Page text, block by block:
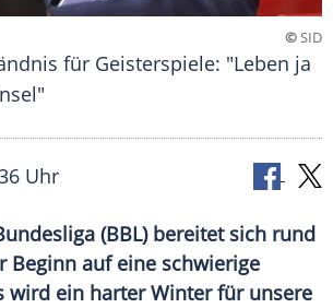
©SID
für Geisterspiele: "Leben ja
Uhr
(BBL) bereitet sich rund
Beginn auf eine schwierige
wird ein harter Winter für unsere